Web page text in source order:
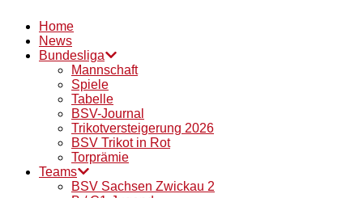
Home
News
Bundesliga
Mannschaft
Spiele
Tabelle
BSV-Journal
Trikotversteigerung 2026
BSV Trikot in Rot
Torprämie
Teams
BSV Sachsen Zwickau 2